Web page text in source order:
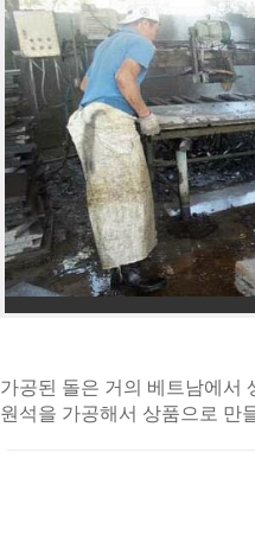
가공된 돌은 거의 베트남에서
원석을 가공해서 상품으로 만